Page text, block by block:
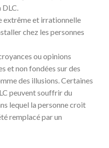
DLC.
extrême et irrationnelle
chez les personnes
ou opinions
et non fondées sur des
des illusions. Certaines
peuvent souffrir du
lequel la personne croit
remplacé par un